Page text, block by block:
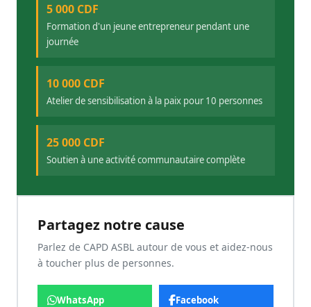
5 000 CDF
Formation d'un jeune entrepreneur pendant une
journée
10 000 CDF
Atelier de sensibilisation à la paix pour 10 personnes
25 000 CDF
Soutien à une activité communautaire complète
Partagez notre cause
Parlez de CAPD ASBL autour de vous et aidez-nous
à toucher plus de personnes.
WhatsApp Facebook